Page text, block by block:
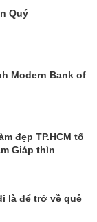
Quý
Modern Bank of
đẹp TP.HCM tổ
Giáp thìn
là để trở về quê